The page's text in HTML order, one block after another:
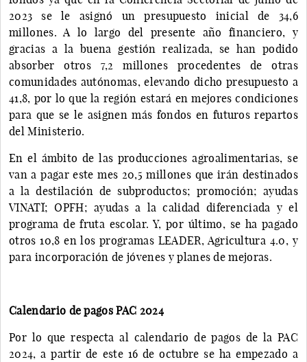
2023 se le asignó un presupuesto inicial de 34,6
millones. A lo largo del presente año financiero, y
gracias a la buena gestión realizada, se han podido
absorber otros 7,2 millones procedentes de otras
comunidades autónomas, elevando dicho presupuesto a
41,8, por lo que la región estará en mejores condiciones
para que se le asignen más fondos en futuros repartos
del Ministerio.
En el ámbito de las producciones agroalimentarias, se
van a pagar este mes 20,5 millones que irán destinados
a la destilación de subproductos; promoción; ayudas
VINATÏ; OPFH; ayudas a la calidad diferenciada y el
programa de fruta escolar. Y, por último, se ha pagado
otros 10,8 en los programas LEADER, Agricultura 4.0, y
para incorporación de jóvenes y planes de mejoras.
Calendario de pagos PAC 2024
Por lo que respecta al calendario de pagos de la PAC
2024, a partir de este 16 de octubre se ha empezado a